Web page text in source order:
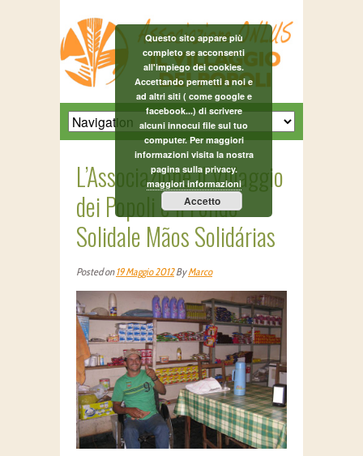
L’Associazione Il Villaggio
dei Popoli e il Fondo
Solidale Mãos Solidárias
Posted on19 Maggio 2012ByMarco
Questo sito appare più
completo se acconsenti
all'impiego dei cookies.
Accettando permetti a noi e
ad altri siti ( come google e
facebook...) di scrivere
alcuni innocui file sul tuo
computer. Per maggiori
informazioni visita la nostra
pagina sulla privacy.
maggiori informazioni
Accetto